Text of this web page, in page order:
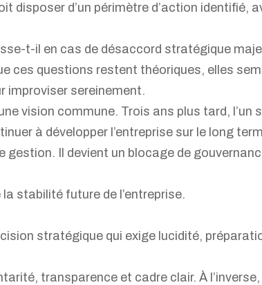
disposer d’un périmètre d’action identifié,
t-il en cas de désaccord stratégique
ces questions restent théoriques, elles
improviser sereinement.
vision commune. Trois ans plus tard, l’un
à développer l’entreprise sur le long
gestion. Il devient un blocage de
stabilité future de l’entreprise.
stratégique qui exige lucidité,
transparence et cadre clair. À l’inverse,